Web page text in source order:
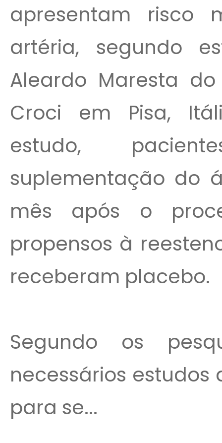
apresentam risco
artéria, segundo
Aleardo Maresta
Croci em Pisa,
estudo,
suplementação do
mês após o
propensos à
receberam placebo.
Segundo os
necessários
para se...